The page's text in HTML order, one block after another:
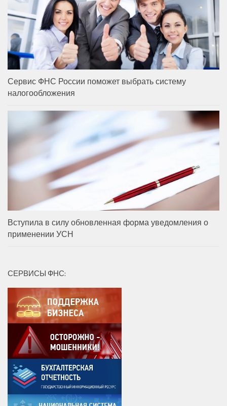
Сервис ФНС России поможет выбрать систему
налогообложения
Вступила в силу обновленная форма уведомления о
применении УСН
СЕРВИСЫ ФНС: